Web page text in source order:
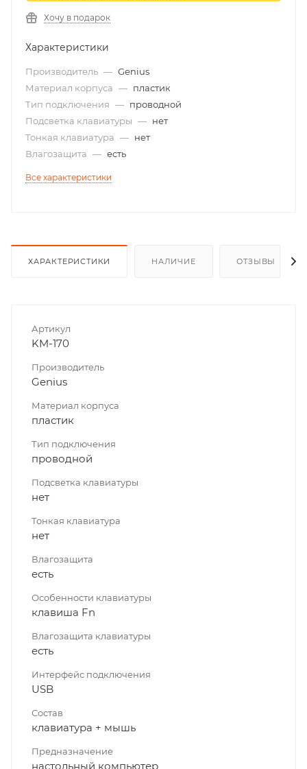
Хочу в подарок
Характеристики
Производитель — Genius
Материал корпуса — пластик
Тип подключения — проводной
Подсветка клавиатуры — нет
Тонкая клавиатура — нет
Влагозащита — есть
Все характеристики
ХАРАКТЕРИСТИКИ НАЛИЧИЕ ОТЗЫВЫ
Артикул
KM-170
Производитель
Genius
Материал корпуса
пластик
Тип подключения
проводной
Подсветка клавиатуры
нет
Тонкая клавиатура
нет
Влагозащита
есть
Особенности клавиатуры
клавиша Fn
Влагозащита клавиатуры
есть
Интерфейс подключения
USB
Состав
клавиатура + мышь
Предназначение
настольный компьютер